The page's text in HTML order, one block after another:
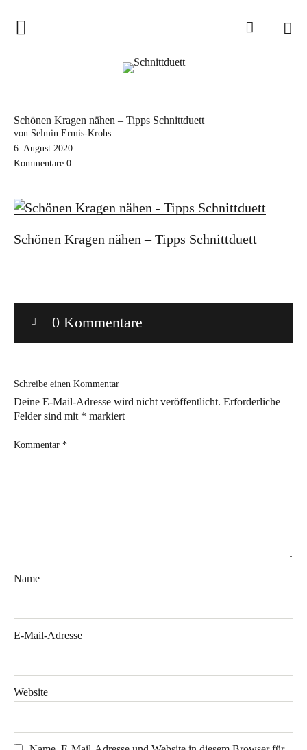
Home
Schnittduett Magazin
Stoffempfehlungen
Wir sagen Danke und Good
Bye!
Schönen Kragen nähen – Tipps Schnittduett
von Selmin Ermis-Krohs
6. August 2020
Kommentare 0
Schönen Kragen nähen – Tipps Schnittduett
0 Kommentare
Schreibe einen Kommentar
Deine E-Mail-Adresse wird nicht veröffentlicht. Erforderliche
Felder sind mit * markiert
Kommentar *
Name
E-Mail-Adresse
Website